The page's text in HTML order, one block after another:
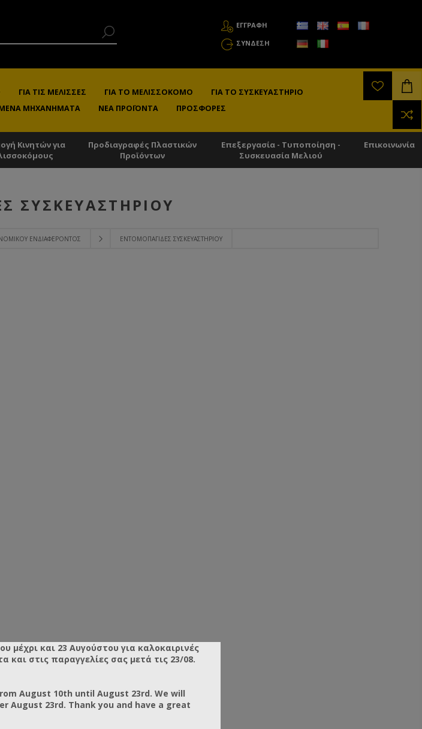
ΕΓΓΡΑΦΗ
ΣΎΝΔΕΣΗ
ΓΙΑ ΤΙΣ ΜΈΛΙΣΣΕΣ ΓΙΑ ΤΟ ΜΕΛΙΣΣΟΚΌΜΟ
ΓΙΑ ΤΟ ΣΥΣΚΕΥΑΣΤΉΡΙΟ
ΜΗΧΑΝΉΜΑΤΑ ΝΈΑ ΠΡΟΪΌΝΤΑ ΠΡΟΣΦΟΡΈΣ
Κινητών για
Προδιαγραφές Πλαστικών
Προϊόντων
Επεξεργασία - Τυποποίηση -
Συσκευασία Μελιού
Επικοινωνία
ΕΝΔΙΑΦΈΡΟΝΤΟΣ ΕΝΤΟΜΟΠΑΓΊΔΕΣ ΣΥΣΚΕΥΑΣΤΗΡΊΟΥ
ΣΥΣΚΕΥΑΣΤΗΡΊΟΥ
μέχρι και 23 Αυγούστου για καλοκαιρινές
στις παραγγελίες σας μετά τις 23/08.
August 10th until August 23rd. We will
August 23rd. Thank you and have a great